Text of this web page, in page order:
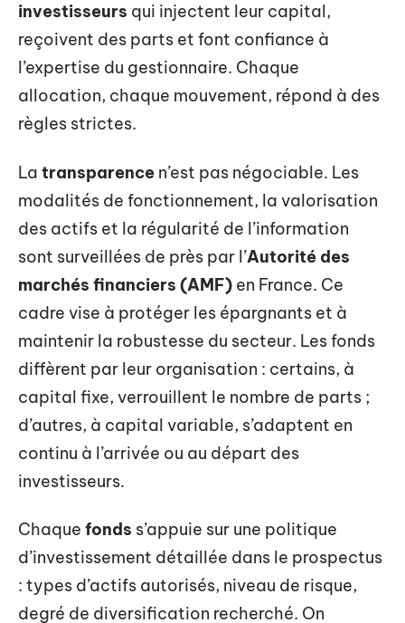
investisseurs qui injectent leur capital,
reçoivent des parts et font confiance à
l’expertise du gestionnaire. Chaque
allocation, chaque mouvement, répond à des
règles strictes.
La transparence n’est pas négociable. Les
modalités de fonctionnement, la valorisation
des actifs et la régularité de l’information
sont surveillées de près par l’Autorité des
marchés financiers (AMF) en France. Ce
cadre vise à protéger les épargnants et à
maintenir la robustesse du secteur. Les fonds
diffèrent par leur organisation : certains, à
capital fixe, verrouillent le nombre de parts ;
d’autres, à capital variable, s’adaptent en
continu à l’arrivée ou au départ des
investisseurs.
Chaque fonds s’appuie sur une politique
d’investissement détaillée dans le prospectus
: types d’actifs autorisés, niveau de risque,
degré de diversification recherché. On